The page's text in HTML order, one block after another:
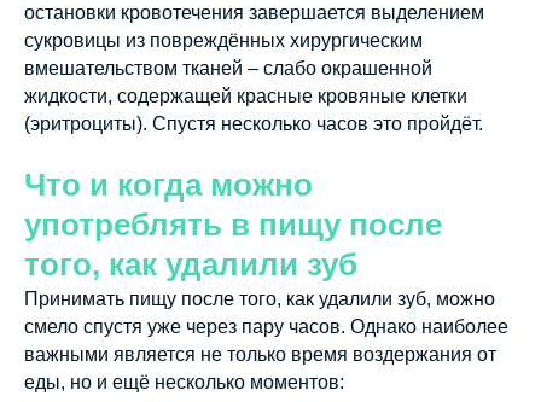
остановки кровотечения завершается выделением
сукровицы из повреждённых хирургическим
вмешательством тканей – слабо окрашенной
жидкости, содержащей красные кровяные клетки
(эритроциты). Спустя несколько часов это пройдёт.
Что и когда можно
употреблять в пищу после
того, как удалили зуб
Принимать пищу после того, как удалили зуб, можно
смело спустя уже через пару часов. Однако наиболее
важными является не только время воздержания от
еды, но и ещё несколько моментов: